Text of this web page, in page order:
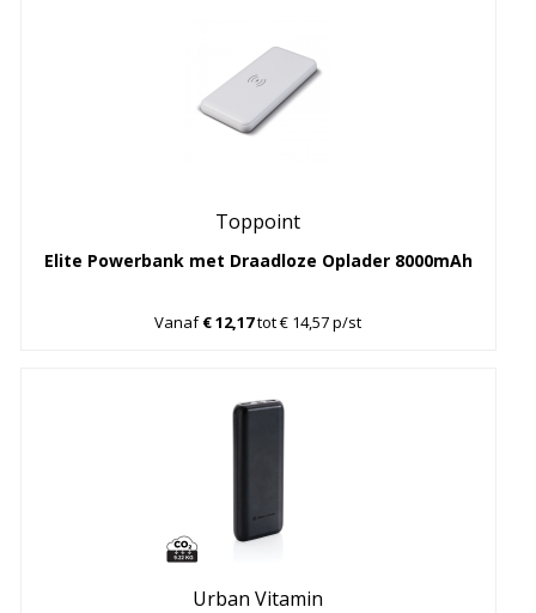
Toppoint
Elite Powerbank met Draadloze Oplader 8000mAh
Vanaf€ 12,17tot € 14,57 p/st
Urban Vitamin